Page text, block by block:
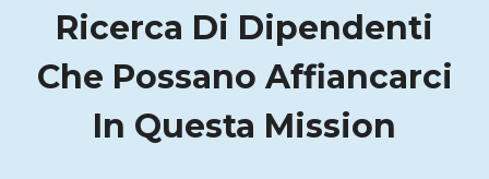
Ricerca Di Dipendenti
Che Possano Affiancarci
In Questa Mission